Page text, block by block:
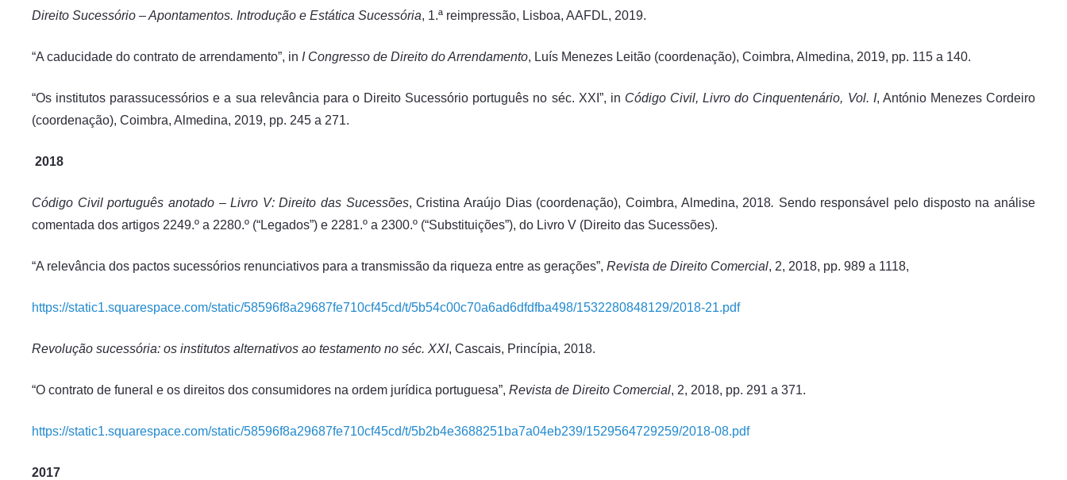
Direito Sucessório – Apontamentos. Introdução e Estática Sucessória, 1.ª reimpressão, Lisboa, AAFDL, 2019.
“A caducidade do contrato de arrendamento”, in I Congresso de Direito do Arrendamento, Luís Menezes Leitão (coordenação), Coimbra, Almedina, 2019, pp. 115 a 140.
“Os institutos parassucessórios e a sua relevância para o Direito Sucessório português no séc. XXI”, in Código Civil, Livro do Cinquentenário, Vol. I, António Menezes Cordeiro
(coordenação), Coimbra, Almedina, 2019, pp. 245 a 271.
2018
Código Civil português anotado – Livro V: Direito das Sucessões, Cristina Araújo Dias (coordenação), Coimbra, Almedina, 2018. Sendo responsável pelo disposto na análise
comentada dos artigos 2249.º a 2280.º (“Legados”) e 2281.º a 2300.º (“Substituições”), do Livro V (Direito das Sucessões).
“A relevância dos pactos sucessórios renunciativos para a transmissão da riqueza entre as gerações”, Revista de Direito Comercial, 2, 2018, pp. 989 a 1118,
https://static1.squarespace.com/static/58596f8a29687fe710cf45cd/t/5b54c00c70a6ad6dfdfba498/1532280848129/2018-21.pdf
Revolução sucessória: os institutos alternativos ao testamento no séc. XXI, Cascais, Princípia, 2018.
“O contrato de funeral e os direitos dos consumidores na ordem jurídica portuguesa”, Revista de Direito Comercial, 2, 2018, pp. 291 a 371.
https://static1.squarespace.com/static/58596f8a29687fe710cf45cd/t/5b2b4e3688251ba7a04eb239/1529564729259/2018-08.pdf
2017